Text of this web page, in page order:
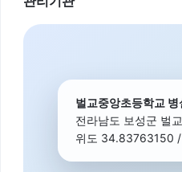
벌교중앙초등학교
전라남도 보성군 벌
위도 34.83763150